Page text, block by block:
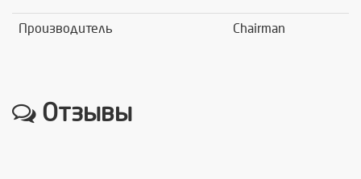
Производитель Chairman
Отзывы